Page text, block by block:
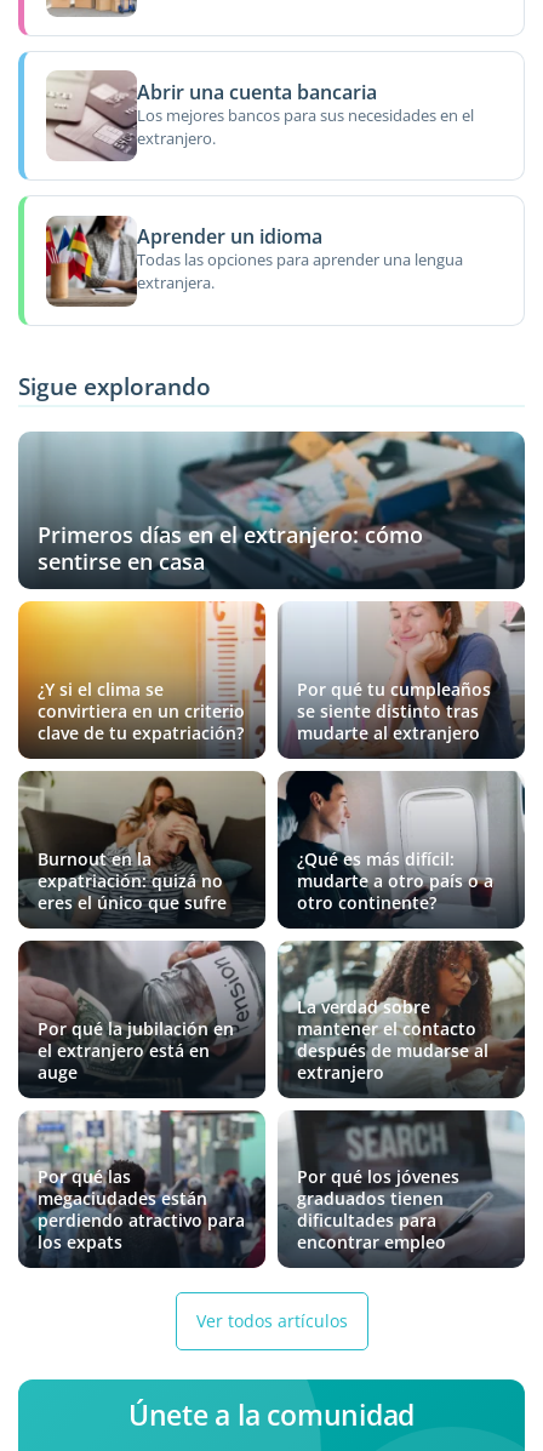
Abrir una cuenta bancaria
Los mejores bancos para sus necesidades en el
extranjero.
Aprender un idioma
Todas las opciones para aprender una lengua
extranjera.
Sigue explorando
Primeros días en el extranjero: cómo
sentirse en casa
¿Y si el clima se
convirtiera en un criterio
clave de tu expatriación?
Por qué tu cumpleaños
se siente distinto tras
mudarte al extranjero
Burnout en la
expatriación: quizá no
eres el único que sufre
¿Qué es más difícil:
mudarte a otro país o a
otro continente?
Por qué la jubilación en
el extranjero está en
auge
La verdad sobre
mantener el contacto
después de mudarse al
extranjero
Por qué las
megaciudades están
perdiendo atractivo para
los expats
Por qué los jóvenes
graduados tienen
dificultades para
encontrar empleo
Ver todos artículos
Únete a la comunidad